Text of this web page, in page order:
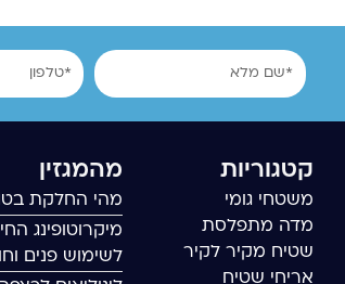
שם טלפון
קטגוריות
משטחי גומי
מדה מתפלסת
שטיח מקיר לקיר
אריחי שטיח
מהמגזין
מהי החלקת
מיקרוטופינג
לשימוש פנים